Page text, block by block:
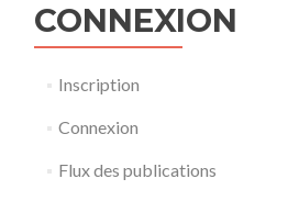
CONNEXION
Inscription
Connexion
Flux des publications